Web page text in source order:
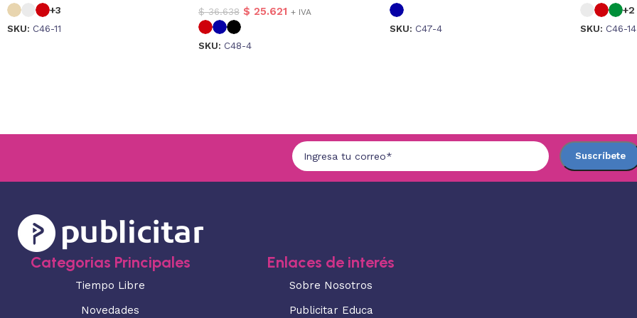
+3
SKU: C46-11
$36.638 $ 25.621 + IVA
SKU: C48-4
SKU: C47-4
+2
SKU: C46-14
Categorias Principales
Tiempo Libre
Novedades
Enlaces de interés
Sobre Nosotros
Publicitar Educa